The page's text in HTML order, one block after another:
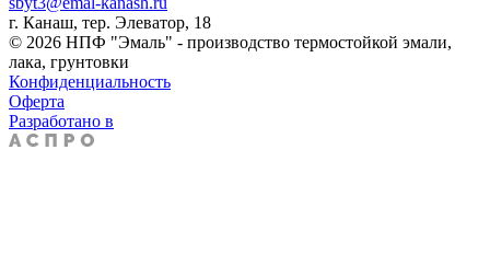
г. Канаш, тер. Элеватор, 18
© 2026 НПФ "Эмаль" - производство термостойкой эмали,
лака, грунтовки
Конфиденциальность
Оферта
Разработано в